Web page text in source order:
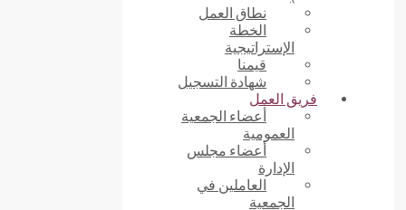
نطاق العمل
الخطة
الإستراتيجية
قيمنا
شهادة التسجيل
فريق العمل
أعضاء الجمعية
العمومية
أعضاء مجلس
الإدارة
العاملين في
الجمعية